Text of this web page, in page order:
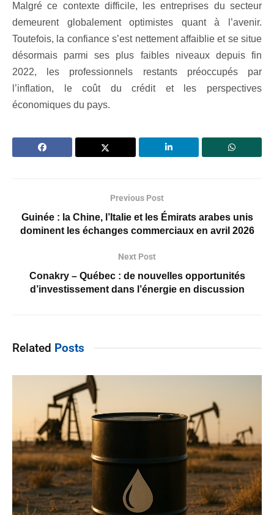
Malgré ce contexte difficile, les entreprises du secteur
demeurent globalement optimistes quant à l’avenir.
Toutefois, la confiance s’est nettement affaiblie et se situe
désormais parmi ses plus faibles niveaux depuis fin
2022, les professionnels restants préoccupés par
l’inflation, le coût du crédit et les perspectives
économiques du pays.
Previous Post
Guinée : la Chine, l’Italie et les Émirats arabes unis
dominent les échanges commerciaux en avril 2026
Next Post
Conakry – Québec : de nouvelles opportunités
d’investissement dans l’énergie en discussion
Related Posts